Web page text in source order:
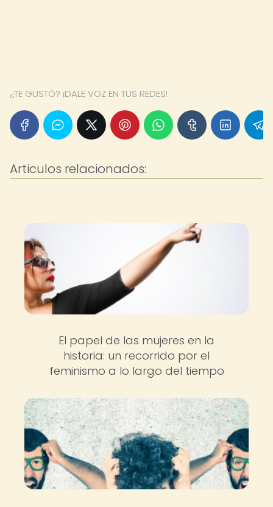
¿TE GUSTÓ? ¡DALE VOZ EN TUS REDES!
Articulos relacionados:
El papel de las mujeres en la
historia: un recorrido por el
feminismo a lo largo del tiempo